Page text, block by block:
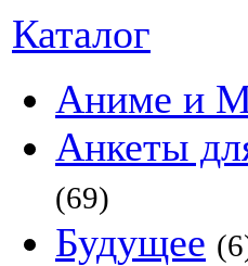
Каталог
Аниме и
Анкеты
(69)
Будущее